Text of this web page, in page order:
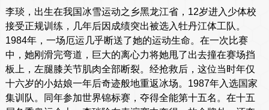
李琰，出生在我国冰雪运动之乡黑龙江省，12岁进入少体校
接受正规训练，几年后因成绩突出被选入牡丹江体工队。
1984年，一场厄运几乎断送了她的运动生命。在一次比赛
中，她刚滑完弯道，巨大的离心力将她甩了出去撞在赛场挡
板上，左腿膝关节肌肉全部断裂。经抢救后，这位当时年仅
十六岁的小姑娘一年后奇迹般地重返冰场。1987年入选国家
集训队。同年参加世界锦标赛，夺得全能第十五名。在十五